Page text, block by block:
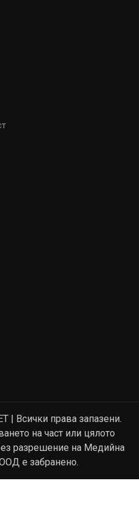
| Всички права запазени.
на част или цялото
разрешение на Медийна
е забранено.